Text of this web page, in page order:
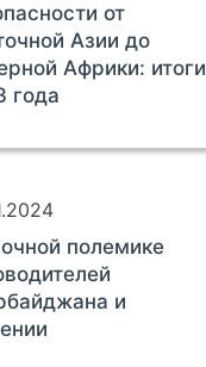
от
Азии до
Африки: итоги
года
полемике
и